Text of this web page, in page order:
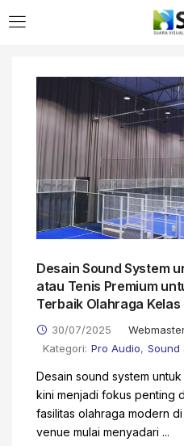
Enter your username and
Remember me
Lost
Desain Sound System
atau Tenis Premium
Terbaik Olahraga Kelas
30/07/2025
Kategori: Pro Audio, Sound
Desain sound system
kini menjadi fokus penting
fasilitas olahraga modern
venue mulai menyadari ...